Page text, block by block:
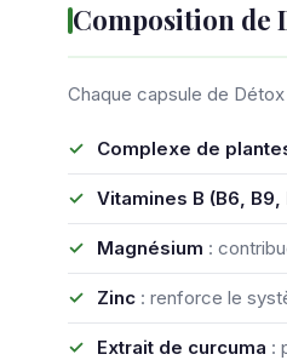
Composition de
Chaque capsule de
Complexe de
Vitamines B (B6, B9,
Magnésium :
Zinc : renforce le
Extrait de curcuma :